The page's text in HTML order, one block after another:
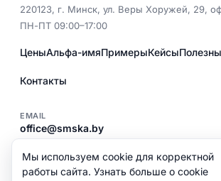
220123, г. Минск, ул. Веры Хоружей, 29,
ПН-ПТ 09:00–17:00
ЦеныАльфа-имяПримерыКейсы
Контакты
EMAIL
office@smska.by
ТЕЛ.
+375 (29) 398 00 43
Политика конфиденциальности
Мы используем cookie для корректной
работы сайта. Узнать больше о cookie